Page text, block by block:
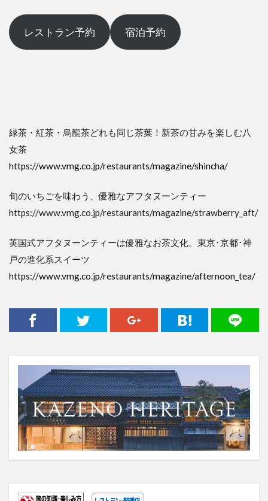
レストラン予約 宿泊予約
緑茶・紅茶・烏龍茶どれも同じ茶葉！新茶の甘みを楽しむ八
女茶
https://www.vmg.co.jp/restaurants/magazine/shincha/
旬のいちごを味わう、優雅なアフタヌーンティー
https://www.vmg.co.jp/restaurants/magazine/strawberry_aft/
英国式アフタヌーンティーは優雅なお茶文化。東京･京都･神
戸の進化系スイーツ
https://www.vmg.co.jp/restaurants/magazine/afternoon_tea/